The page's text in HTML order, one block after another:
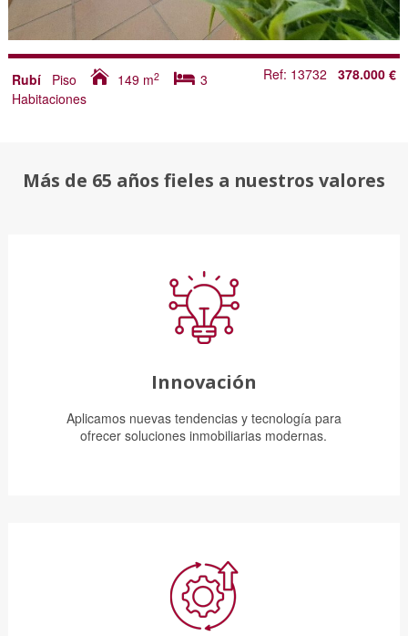
RubíPiso 149 m2
3
Habitaciones
Ref: 13732378.000 €
Más de 65 años fieles a nuestros valores
Innovación
Aplicamos nuevas tendencias y tecnología para
ofrecer soluciones inmobiliarias modernas.